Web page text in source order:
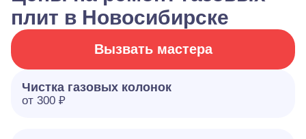
плит в Новосибирске
Вызвать мастера
Чистка газовых колонок
от 300 ₽